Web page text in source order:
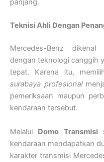
panjang.
Teknisi Ahli Dengan
Mercedes-Benz
dengan teknologi canggih
tepat. Karena itu,
surabaya profesional
pemeriksaan maupun
kendaraan tersebut.
Melalui Domo Transmisi
kendaraan mendapatkan
karakter transmisi